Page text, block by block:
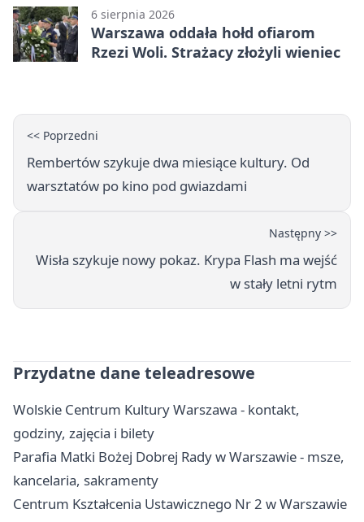
6 sierpnia 2026
Warszawa oddała hołd ofiarom
Rzezi Woli. Strażacy złożyli wieniec
<< Poprzedni
Rembertów szykuje dwa miesiące kultury. Od
warsztatów po kino pod gwiazdami
Następny >>
Wisła szykuje nowy pokaz. Krypa Flash ma wejść
w stały letni rytm
Przydatne dane teleadresowe
Wolskie Centrum Kultury Warszawa - kontakt,
godziny, zajęcia i bilety
Parafia Matki Bożej Dobrej Rady w Warszawie - msze,
kancelaria, sakramenty
Centrum Kształcenia Ustawicznego Nr 2 w Warszawie